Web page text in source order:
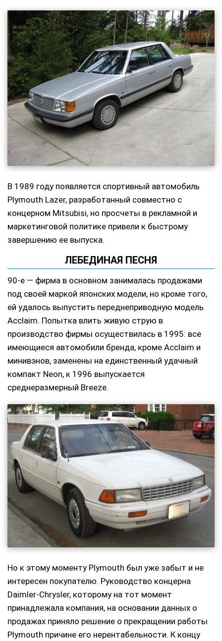
В 1989 году появляется спортивный автомобиль
Plymouth Lazer, разработанный совместно с
концерном Mitsubisi, но просчеты в рекламной и
маркетинговой политике привели к быстрому
завершению ее выпуска.
ЛЕБЕДИНАЯ ПЕСНЯ
90-е — фирма в основном занималась продажами
под своей маркой японских модели, но кроме того,
ей удалось выпустить переднеприводную модель
Acclaim. Попытка влить живую струю в
производство фирмы осуществилась в 1995: все
имеющиеся автомобили бренда, кроме Acclaim и
минивэнов, заменены на единственный удачный
компакт Neon, к 1996 выпускается
среднеразмерный Breeze.
Но к этому моменту Plymouth был уже забыт и не
интересен покупателю. Руководство концерна
Daimler-Chrysler, которому на тот момент
принадлежала компания, на основании данных о
продажах приняло решение о прекращении работы
Plymouth причине его нерентабельности. К концу